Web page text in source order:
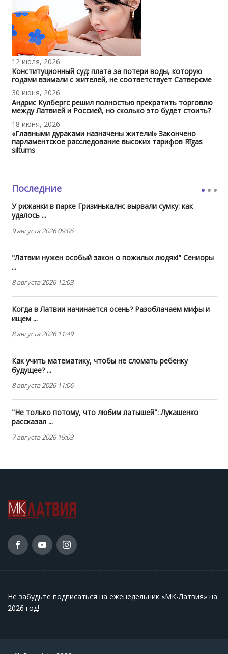
12 июля, 2026
Конституционный суд: плата за потери воды, которую
годами взимали с жителей, не соответствует Сатверсме
30 июня, 2026
Андрис Кулбергс решил полностью прекратить торговлю
между Латвией и Россией, но сколько это будет стоить?
18 июня, 2026
«Главными дураками назначены жители!» Закончено
парламентское расследование высоких тарифов Rīgas
siltums
Последние
У рижанки в парке Гризинькалнс вырвали сумку: как
удалось ...
9 августа 2026 09:06
"Латвии нужен особый закон о пожилых людях!" Сениоры
...
8 августа 2026 12:03
Когда в Латвии начинается осень? Разоблачаем мифы и
ищем ...
8 августа 2026 11:49
Как учить математику, чтобы не сломать ребенку
будущее? ...
8 августа 2026 11:06
"Не только потому, что любим латышей": Лукашенко
рассказал ...
7 августа 2026 19:03
Не забудьте подписаться на еженедельник «МК-Латвия» на
2026 год!